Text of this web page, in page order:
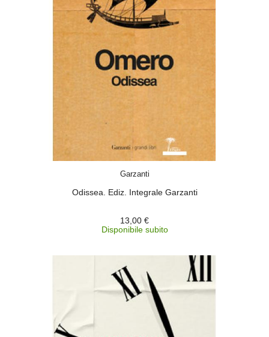
Garzanti
Odissea. Ediz. Integrale Garzanti
13,00 €
Disponibile subito